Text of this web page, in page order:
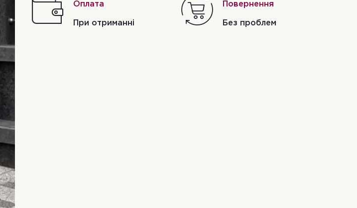
Оплата
При отриманні
Повернення
Без проблем